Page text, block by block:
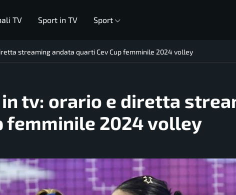
TV Sport in TV Sport
streaming andata quarti Cev Cup femminile 2024 volley
in tv: orario e diretta
femminile 2024 volley